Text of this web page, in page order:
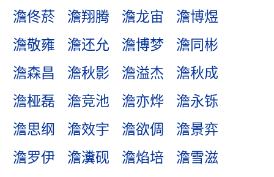
澹佟菸
澹翔腾 澹龙宙
澹博煜
澹敬雍
澹还允 澹博梦
澹同彬
澹森昌
澹秋影 澹溢杰
澹秋成
澹桠磊
澹竞池 澹亦烨
澹永铄
澹思纲
澹效宇 澹欲倜
澹景弈
澹罗伊
澹瀵砚 澹焰培
澹雪滋